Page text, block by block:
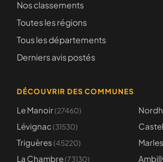
Nos classements
Toutes les régions
Tous les départements
Derniers avis postés
DÉCOUVRIR DES COMMUNES
Le Manoir(27460)
Lévignac (31530)
Triguères (45220)
La Chambre(73130)